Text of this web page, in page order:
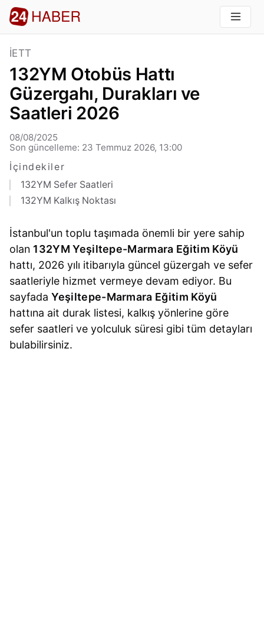
İETT
132YM Otobüs Hattı
Güzergahı, Durakları ve
Saatleri 2026
08/08/2025
Son güncelleme: 23 Temmuz 2026, 13:00
İçindekiler
132YM Sefer Saatleri
132YM Kalkış Noktası
İstanbul'un toplu taşımada önemli bir yere sahip
olan 132YM Yeşiltepe-Marmara Eğitim Köyü
hattı, 2026 yılı itibarıyla güncel güzergah ve sefer
saatleriyle hizmet vermeye devam ediyor. Bu
sayfadaYeşiltepe-Marmara Eğitim Köyü
hattına ait durak listesi, kalkış yönlerine göre
sefer saatleri ve yolculuk süresi gibi tüm detayları
bulabilirsiniz.